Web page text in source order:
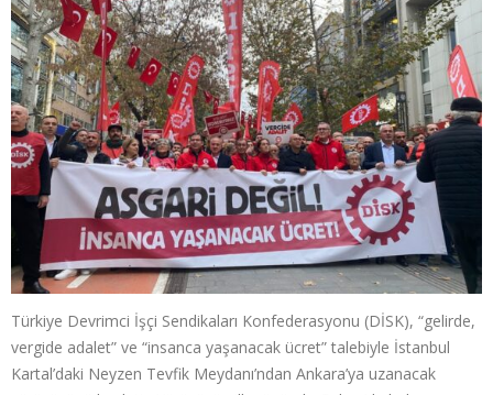
Türkiye Devrimci İşçi Sendikaları Konfederasyonu (DİSK), “gelirde,
vergide adalet” ve “insanca yaşanacak ücret” talebiyle İstanbul
Kartal’daki Neyzen Tevfik Meydanı’ndan Ankara’ya uzanacak